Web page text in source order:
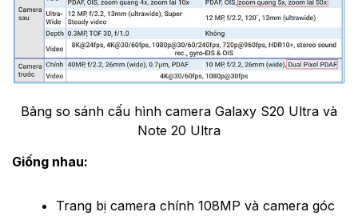
Bảng so sánh cấu hình camera Galaxy S20 Ultra và
Note 20 Ultra
Giống nhau:
Trang bị camera chính 108MP và camera góc